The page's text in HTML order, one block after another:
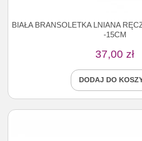
BIAŁA BRANSOLETKA LNIANA
-15CM
37,00 zł
DODAJ DO